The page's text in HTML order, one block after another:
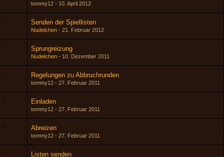
tommy12 10. April 2012
Senden der Spiellisten
Nudelchen 21. Februar 2012
Sprungreizung
Nudelchen 10. Dezember 2011
Regelungen zu Abbruchrunden
tommy12 27. Februar 2011
Einladen
tommy12 27. Februar 2011
Abreizen
tommy12 27. Februar 2011
Listen senden